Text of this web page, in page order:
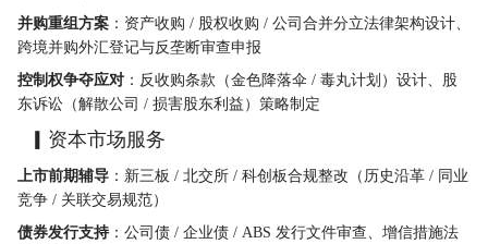
并购重组方案 ：资产收购 / 股权收购 / 公司合并分立法律架构设计、
跨境并购外汇登记与反垄断审查申报
控制权争夺应对 ：反收购条款（金色降落伞 / 毒丸计划）设计、股
东诉讼（解散公司 / 损害股东利益）策略制定
▎资本市场服务
上市前期辅导 ：新三板 / 北交所 / 科创板合规整改（历史沿革 / 同业
竞争 / 关联交易规范）
债券发行支持 ：公司债 / 企业债 / ABS 发行文件审查、增信措施法